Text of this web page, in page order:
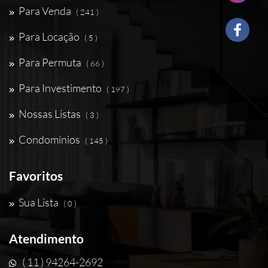
Para Venda ( 241 )
Para Locação ( 5 )
Para Permuta ( 66 )
Para Investimento ( 197 )
Nossas Listas ( 3 )
Condomínios ( 145 )
Favoritos
Sua Lista ( 0 )
Atendimento
( 11 ) 94264-2692